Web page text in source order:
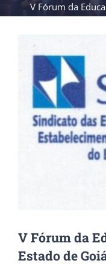
V Fórum da
Larger
V Fórum da
Estado de